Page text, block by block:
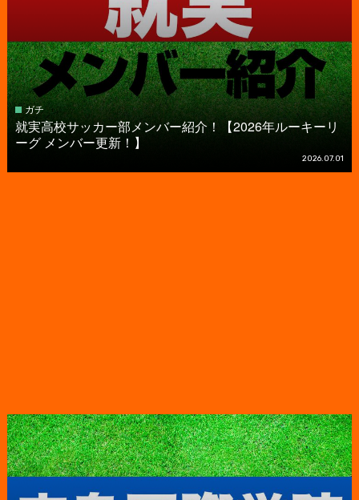
ガチ
就実高校サッカー部メンバー紹介！【2026年ルーキーリ
ーグ メンバー更新！】
2026.07.01